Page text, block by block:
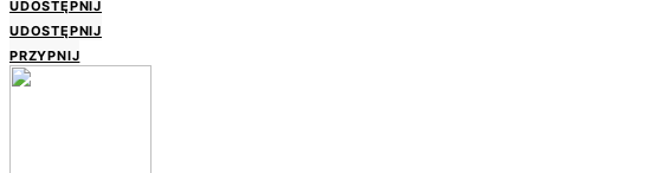
UDOSTĘPNIJ
UDOSTĘPNIJ
PRZYPNIJ